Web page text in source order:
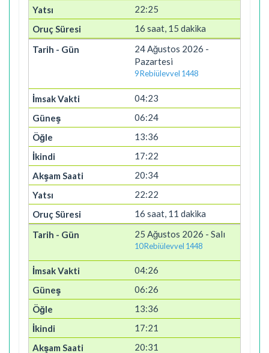
22:25
16 saat, 15 dakika
24 Ağustos 2026 -
Pazartesi
9 Rebiülevvel 1448
04:23
06:24
13:36
17:22
20:34
22:22
16 saat, 11 dakika
25 Ağustos 2026 - Salı
10 Rebiülevvel 1448
04:26
06:26
13:36
17:21
20:31